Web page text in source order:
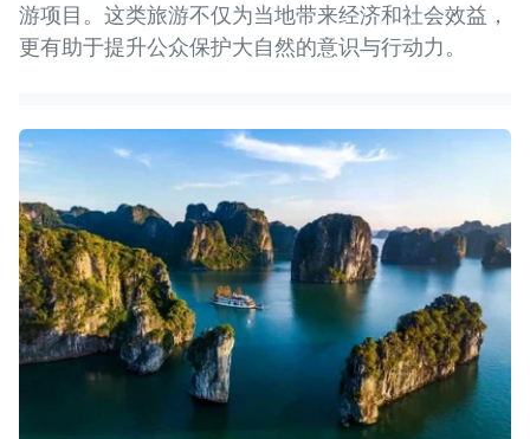
游项目。这类旅游不仅为当地带来经济和社会效益，
更有助于提升公众保护大自然的意识与行动力。